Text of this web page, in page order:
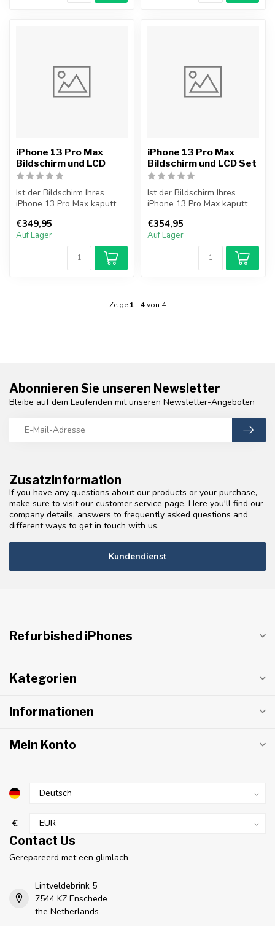
iPhone 13 Pro Max
Bildschirm und LCD
Ist der Bildschirm Ihres
iPhone 13 Pro Max kaputt
re...
€349,95
Auf Lager
iPhone 13 Pro Max
Bildschirm und LCD Set
Ist der Bildschirm Ihres
iPhone 13 Pro Max kaputt
re...
€354,95
Auf Lager
Zeige1-4von 4
Zusatzinformation
If you have any questions about our products or your purchase,
make sure to visit our customer service page. Here you'll find our
company details, answers to frequently asked questions and
different ways to get in touch with us.
Kundendienst
Abonnieren Sie unseren Newsletter
Bleibe auf dem Laufenden mit unseren Newsletter-Angeboten
Refurbished iPhones
Kategorien
Informationen
Mein Konto
€
Contact Us
Gerepareerd met een glimlach
Lintveldebrink 5
7544 KZ Enschede
the Netherlands